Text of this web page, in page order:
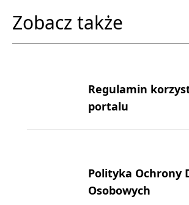
Zobacz także
Regulamin
portalu
Polityka Ochrony
Osobowych